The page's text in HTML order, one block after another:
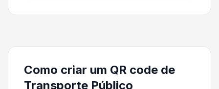
Como criar um QR code de
Transporte Público